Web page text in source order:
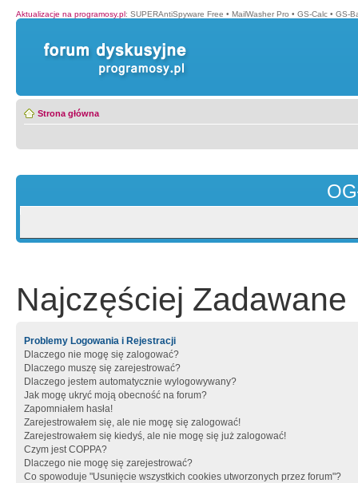
Aktualizacje na programosy.pl: SUPERAntiSpyware Free • MailWasher Pro • GS-Calc • GS-
Strona główna
Najczęściej Zadawane
Problemy Logowania i Rejestracji
Dlaczego nie mogę się zalogować?
Dlaczego muszę się zarejestrować?
Dlaczego jestem automatycznie wylogowywany?
Jak mogę ukryć moją obecność na forum?
Zapomniałem hasła!
Zarejestrowałem się, ale nie mogę się zalogować!
Zarejestrowałem się kiedyś, ale nie mogę się już zalogować!
Czym jest COPPA?
Dlaczego nie mogę się zarejestrować?
Co spowoduje "Usunięcie wszystkich cookies utworzonych przez forum"?